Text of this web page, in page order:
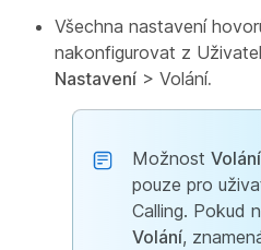
Všechna nastavení
nakonfigurovat z
Nastavení > Volání.
Možnost Volání
pouze pro
Calling. Pokud
Volání,